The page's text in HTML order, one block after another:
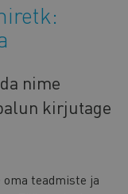
nime
kirjutage
teadmiste ja